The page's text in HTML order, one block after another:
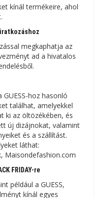
kínál termékeire, ahol
megkaphatja az
ad a hivatalos
hoz hasonló
találhat, amelyekkel
ki az öltözékében, és
új dizájnokat, valamint
és a szállítást.
láthat:
Maisondefashion.com
FRIDAY-re
például a GUESS,
kínál egyes